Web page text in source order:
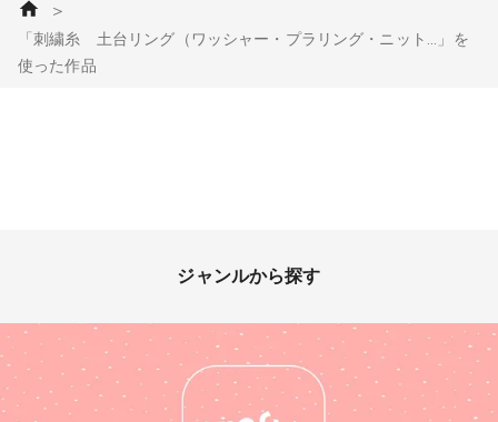
＞
「刺繍糸 土台リング（ワッシャー・プラリング・ニット...」を
使った作品
ジャンルから探す